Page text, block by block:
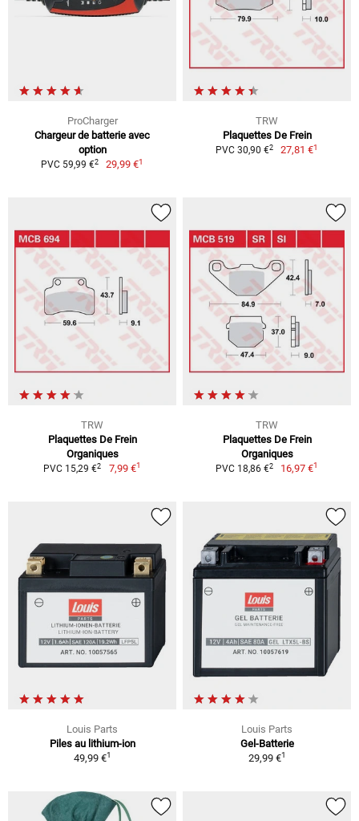
ProCharger
Chargeur de batterie avec
option
PVC 59,99 €2 29,99 €1
TRW
Plaquettes De Frein
PVC 30,90 €2 27,81 €1
TRW
Plaquettes De Frein
Organiques
PVC 15,29 €2 7,99 €1
TRW
Plaquettes De Frein
Organiques
PVC 18,86 €2 16,97 €1
Louis Parts
Piles au lithium-ion
49,99 €1
Louis Parts
Gel-Batterie
29,99 €1